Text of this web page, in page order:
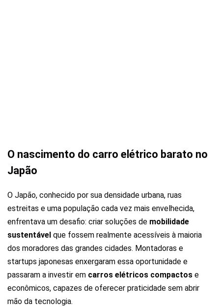
O nascimento do carro elétrico barato no
Japão
O Japão, conhecido por sua densidade urbana, ruas
estreitas e uma população cada vez mais envelhecida,
enfrentava um desafio: criar soluções de mobilidade
sustentável que fossem realmente acessíveis à maioria
dos moradores das grandes cidades. Montadoras e
startups japonesas enxergaram essa oportunidade e
passaram a investir em carros elétricos compactos e
econômicos, capazes de oferecer praticidade sem abrir
mão da tecnologia.